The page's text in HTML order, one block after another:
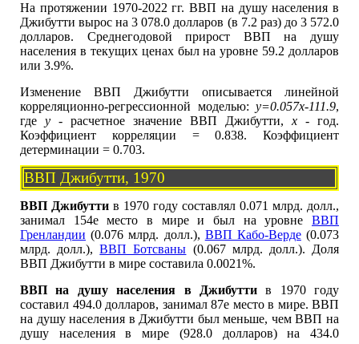
На протяжении 1970-2022 гг. ВВП на душу населения в
Джибутти вырос на 3 078.0 долларов (в 7.2 раз) до 3 572.0
долларов. Среднегодовой прирост ВВП на душу
населения в текущих ценах был на уровне 59.2 долларов
или 3.9%.
Изменение ВВП Джибутти описывается линейной
корреляционно-регрессионной моделью: y=0.057x-111.9,
где y - расчетное значение ВВП Джибутти, x - год.
Коэффициент корреляции = 0.838. Коэффициент
детерминации = 0.703.
ВВП Джибутти, 1970
ВВП Джибутти в 1970 году составлял 0.071 млрд. долл.,
занимал 154е место в мире и был на уровне ВВП
Гренландии (0.076 млрд. долл.), ВВП Кабо-Верде(0.073
млрд. долл.),ВВП Ботсваны (0.067 млрд. долл.). Доля
ВВП Джибутти в мире составила 0.0021%.
ВВП на душу населения в Джибуттив 1970 году
составил 494.0 долларов, занимал 87е место в мире. ВВП
на душу населения в Джибутти был меньше, чем ВВП на
душу населения в мире (928.0 долларов) на 434.0